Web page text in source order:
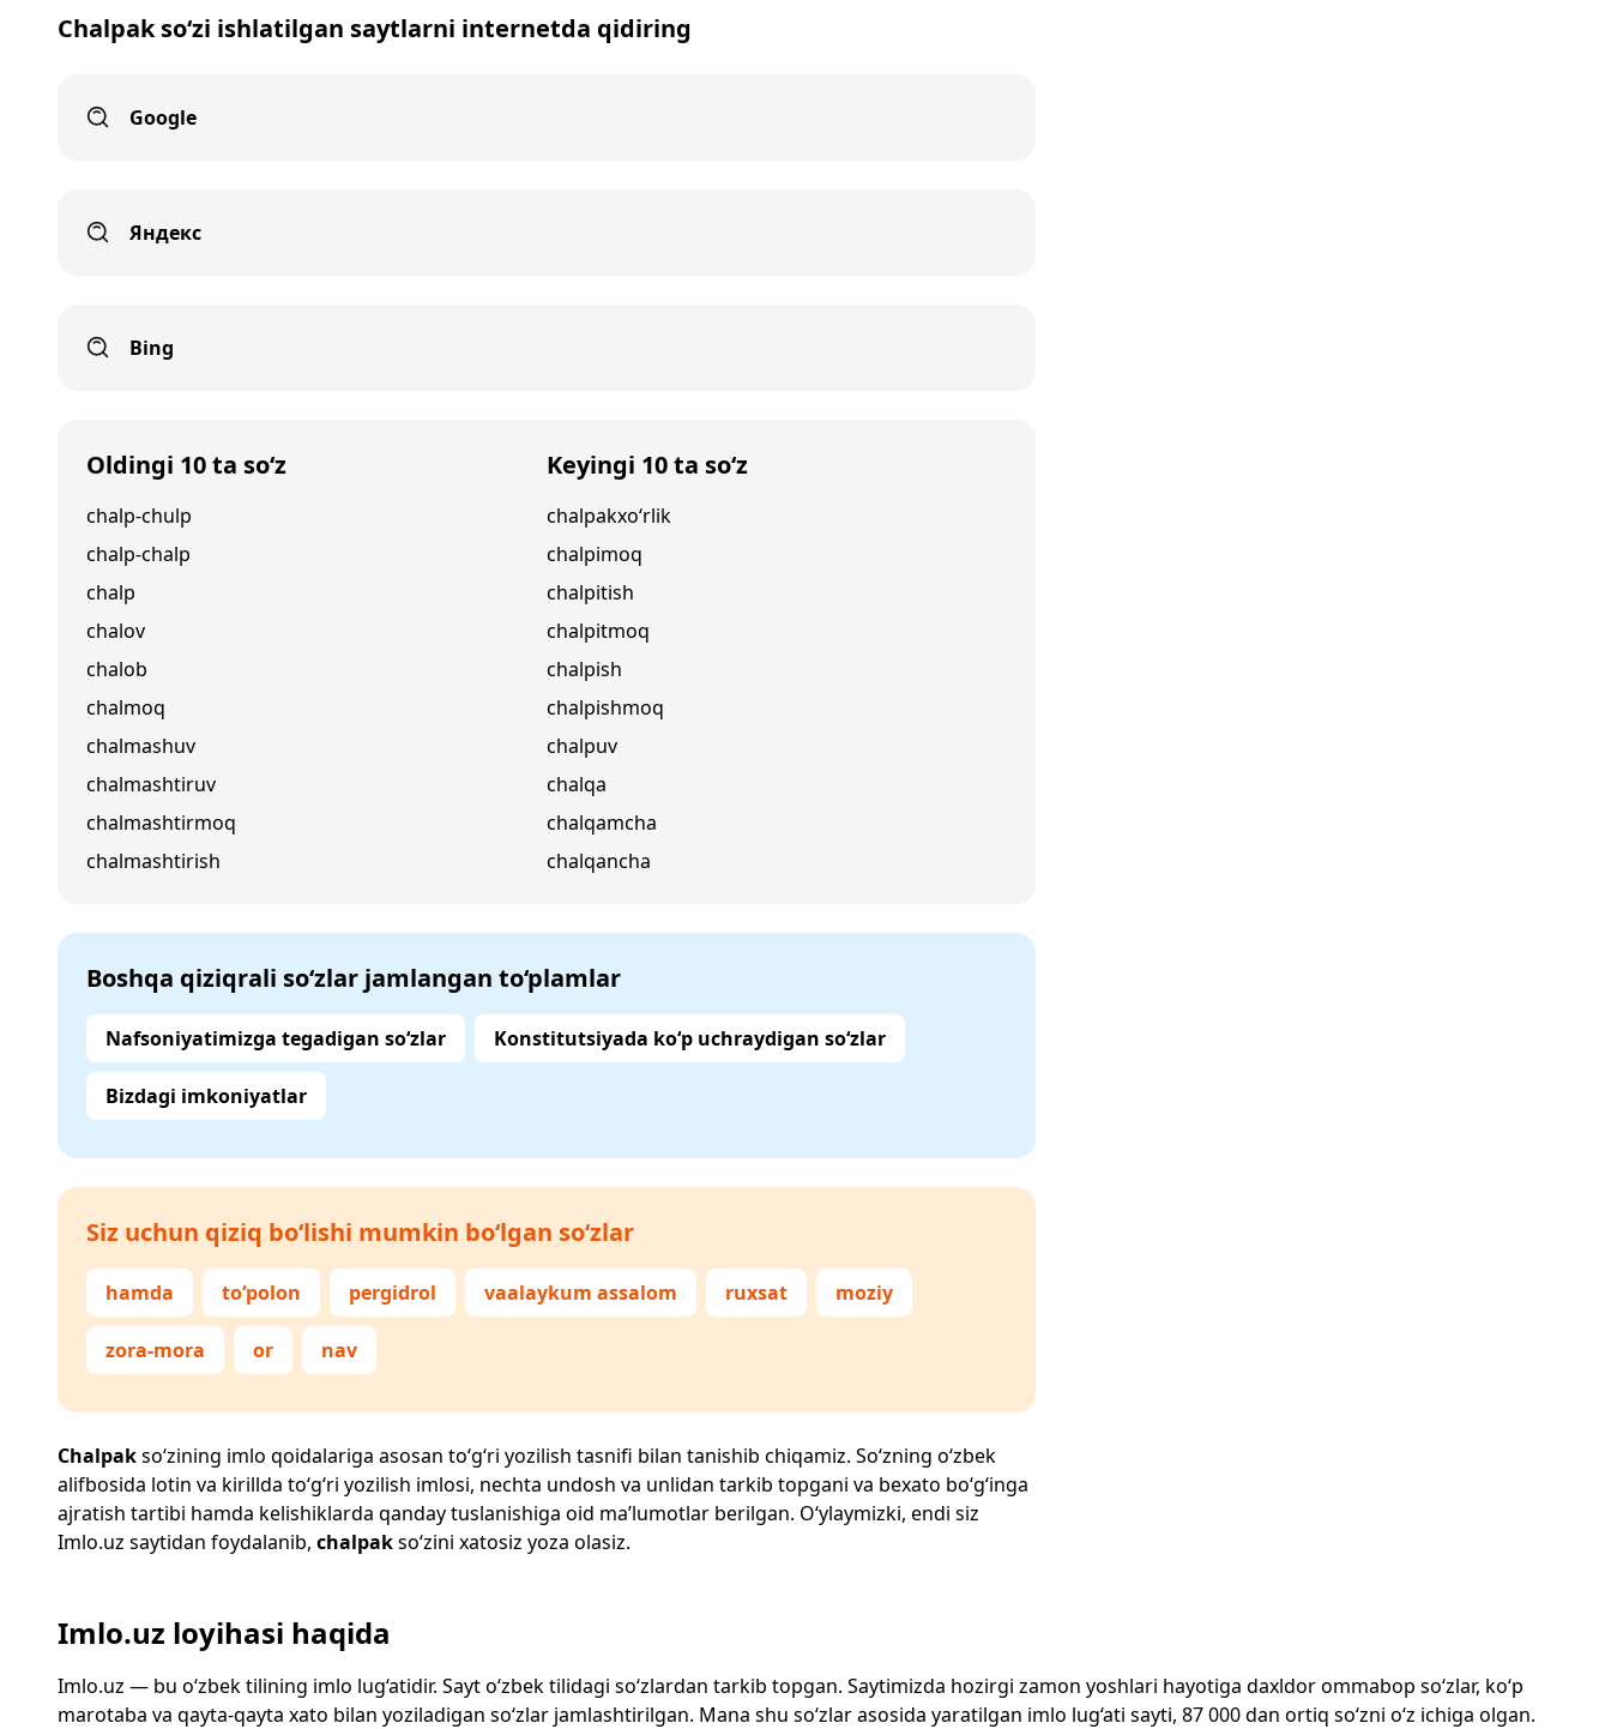
Chalpak so‘zi ishlatilgan saytlarni internetda qidiring
Google
Яндекс
Bing
Oldingi 10 ta so‘z
chalp-chulp
chalp-chalp
chalp
chalov
chalob
chalmoq
chalmashuv
chalmashtiruv
chalmashtirmoq
chalmashtirish
Keyingi 10 ta so‘z
chalpakxo‘rlik
chalpimoq
chalpitish
chalpitmoq
chalpish
chalpishmoq
chalpuv
chalqa
chalqamcha
chalqancha
Boshqa qiziqrali so‘zlar jamlangan to‘plamlar
Nafsoniyatimizga tegadigan so‘zlar Konstitutsiyada ko‘p uchraydigan so‘zlar
Bizdagi imkoniyatlar
Siz uchun qiziq bo‘lishi mumkin bo‘lgan so‘zlar
hamda to‘polon pergidrol vaalaykum assalom ruxsat moziy
zora-mora or nav
Chalpakso‘zining imlo qoidalariga asosan to‘g‘ri yozilish tasnifi bilan tanishib chiqamiz. So‘zning o‘zbek
alifbosida lotin va kirillda to‘g‘ri yozilish imlosi, nechta undosh va unlidan tarkib topgani va bexato bo‘g‘inga
ajratish tartibi hamda kelishiklarda qanday tuslanishiga oid ma’lumotlar berilgan. O‘ylaymizki, endi siz
Imlo.uz saytidan foydalanib, chalpakso‘zini xatosiz yoza olasiz.
Imlo.uz loyihasi haqida
Imlo.uz — bu o‘zbek tilining imlo lug‘atidir. Sayt o‘zbek tilidagi so‘zlardan tarkib topgan. Saytimizda hozirgi zamon yoshlari hayotiga daxldor ommabop so‘zlar, ko‘p
marotaba va qayta-qayta xato bilan yoziladigan so‘zlar jamlashtirilgan. Mana shu so‘zlar asosida yaratilgan imlo lug‘ati sayti, 87 000 dan ortiq so‘zni o‘z ichiga olgan.